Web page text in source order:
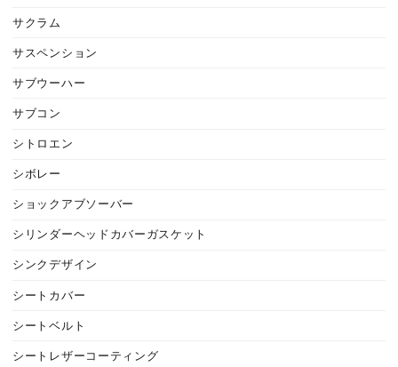
サクラム
サスペンション
サブウーハー
サブコン
シトロエン
シボレー
ショックアブソーバー
シリンダーヘッドカバーガスケット
シンクデザイン
シートカバー
シートベルト
シートレザーコーティング